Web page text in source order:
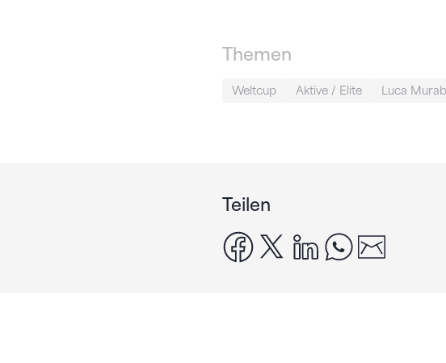
Themen
Weltcup Aktive / Elite Luca
Teilen
facebook
x linkedinwhatsapp